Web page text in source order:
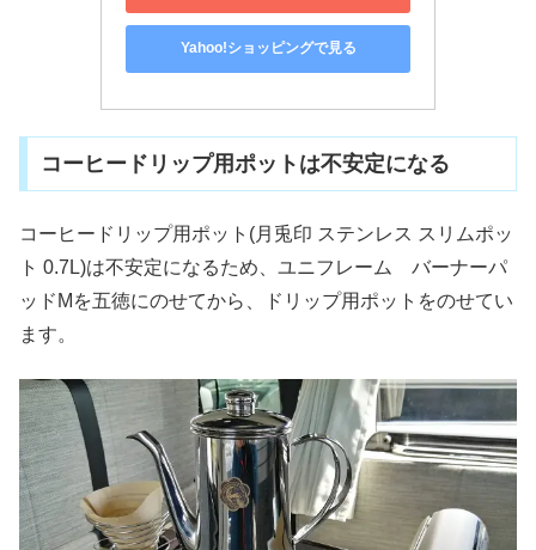
Yahoo!ショッピングで見る
コーヒードリップ用ポットは不安定になる
コーヒードリップ用ポット(月兎印 ステンレス スリムポッ
ト 0.7L)は不安定になるため、ユニフレーム バーナーパ
ッドMを五徳にのせてから、ドリップ用ポットをのせてい
ます。